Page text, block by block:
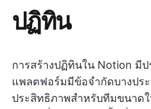
ปฏิทิน
การสร้างปฏิทินใน Notion มี
แพลตฟอร์มมีข้อจำกัดบางปร
ประสิทธิภาพสำหรับทีมขนาด